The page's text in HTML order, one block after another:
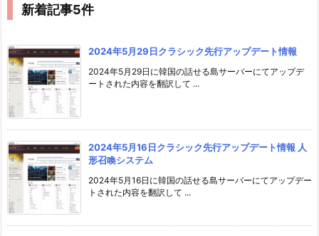
新着記事5件
2024年5月29日クラシック先行アップデート情報
2024年5月29日に韓国の話せる島サーバーにてアップデ
ートされた内容を翻訳して ...
2024年5月16日クラシック先行アップデート情報 人
形召喚システム
2024年5月16日に韓国の話せる島サーバーにてアップデー
トされた内容を翻訳して ...